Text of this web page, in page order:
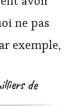
ne pas
exemple,
de